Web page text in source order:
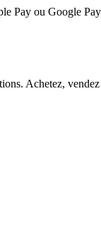
Pay ou Google
Achetez,